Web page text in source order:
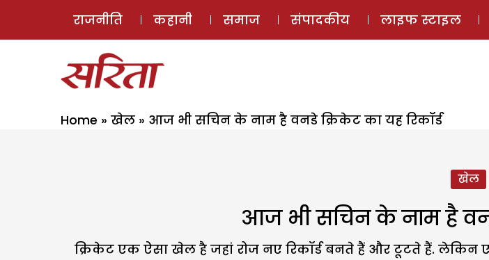
राजनीति कहानी समाज संपादकीय लाइफ स्टाइल
Home » खेल » आज भी सचिन के नाम है वनडे क्रिकेट का यह रिकॉर्ड
खेल
आज भी सचिन के नाम है
क्रिकेट एक ऐसा खेल है जहां रोज नए रिकॉर्ड बनते हैं और टूटते हैं. लेकिन